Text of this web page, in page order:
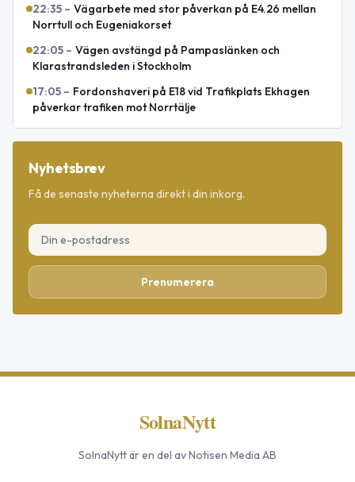
22:35 – Vägarbete med stor påverkan på E4.26 mellan
Norrtull och Eugeniakorset
22:05 – Vägen avstängd på Pampaslänken och
Klarastrandsleden i Stockholm
17:05 – Fordonshaveri på E18 vid Trafikplats Ekhagen
påverkar trafiken mot Norrtälje
Nyhetsbrev
Få de senaste nyheterna direkt i din inkorg.
Prenumerera
SolnaNytt
SolnaNyttär en del av Notisen Media AB